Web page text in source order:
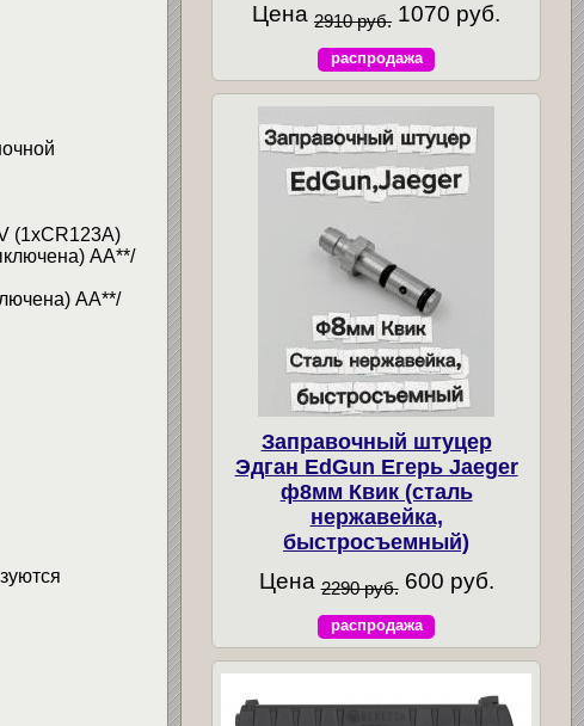
(1xCR123A)
АА**/
АА**/
Цена 2910 руб. 1070 руб.
распродажа
Заправочный штуцер
Эдган EdGun Егерь Jaeger
ф8мм Квик (сталь
нержавейка,
быстросъемный)
Цена 2290 руб. 600 руб.
распродажа